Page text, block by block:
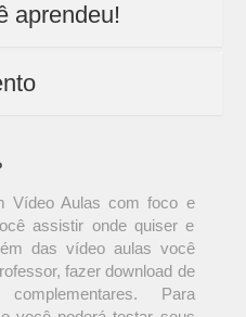
aprendeu!
Vídeo Aulas com foco e
assistir onde quiser e
das vídeo aulas você
fazer download de
Para